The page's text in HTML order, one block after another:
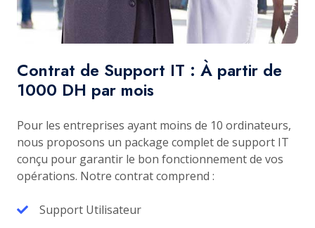
Contrat de Support IT : À partir de
1000 DH par mois
Pour les entreprises ayant moins de 10 ordinateurs,
nous proposons un package complet de support IT
conçu pour garantir le bon fonctionnement de vos
opérations. Notre contrat comprend :
Support Utilisateur